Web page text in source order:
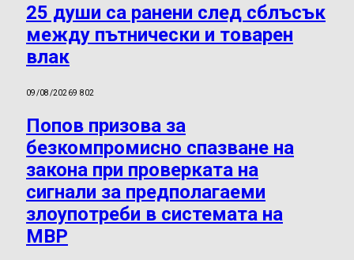
25 души са ранени след сблъсък
между пътнически и товарен
влак
09/08/20269 802
Попов призова за
безкомпромисно спазване на
закона при проверката на
сигнали за предполагаеми
злоупотреби в системата на
МВР